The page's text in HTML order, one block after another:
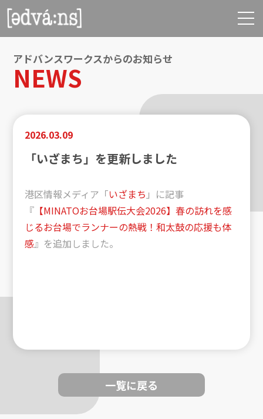
アドバンスワークスからのお知らせ
NEWS
2026.03.09
「いざまち」を更新しました
港区情報メディア「いざまち 」に記事
『 【MINATOお台場駅伝大会2026】春の訪れを感
じるお台場でランナーの熱戦！和太鼓の応援も体
感』を追加しました。
一覧に戻る